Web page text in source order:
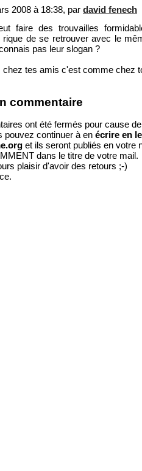
2008 à 18:38, par david fenech
faire des trouvailles
rique de se retrouver avec le
pas leur slogan ?
chez tes amis c'est comme chez
commentaire
ont été fermés pour cause
pouvez continuer à en écrire en
et ils seront publiés en votre
dans le titre de votre mail.
plaisir d'avoir des retours ;-)